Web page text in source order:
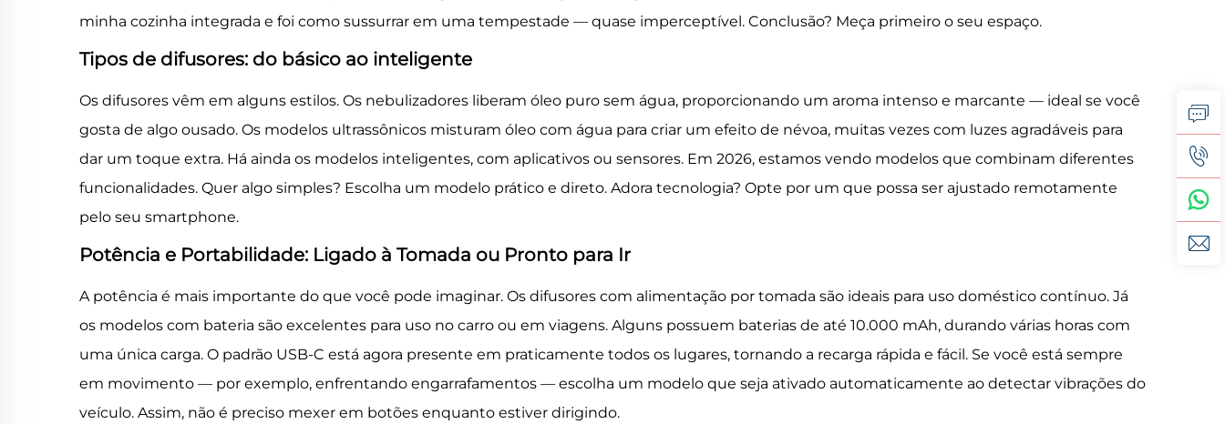
minha cozinha integrada e foi como sussurrar em uma tempestade — quase imperceptível. Conclusão? Meça primeiro o seu espaço.
Tipos de difusores: do básico ao inteligente
Os difusores vêm em alguns estilos. Os nebulizadores liberam óleo puro sem água, proporcionando um aroma intenso e marcante — ideal se você
gosta de algo ousado. Os modelos ultrassônicos misturam óleo com água para criar um efeito de névoa, muitas vezes com luzes agradáveis para
dar um toque extra. Há ainda os modelos inteligentes, com aplicativos ou sensores. Em 2026, estamos vendo modelos que combinam diferentes
funcionalidades. Quer algo simples? Escolha um modelo prático e direto. Adora tecnologia? Opte por um que possa ser ajustado remotamente
pelo seu smartphone.
Potência e Portabilidade: Ligado à Tomada ou Pronto para Ir
A potência é mais importante do que você pode imaginar. Os difusores com alimentação por tomada são ideais para uso doméstico contínuo. Já
os modelos com bateria são excelentes para uso no carro ou em viagens. Alguns possuem baterias de até 10.000 mAh, durando várias horas com
uma única carga. O padrão USB-C está agora presente em praticamente todos os lugares, tornando a recarga rápida e fácil. Se você está sempre
em movimento — por exemplo, enfrentando engarrafamentos — escolha um modelo que seja ativado automaticamente ao detectar vibrações do
veículo. Assim, não é preciso mexer em botões enquanto estiver dirigindo.